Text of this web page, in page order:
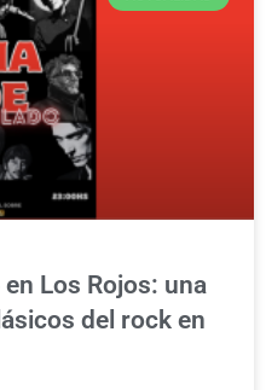
Los Rojos: una
del rock en